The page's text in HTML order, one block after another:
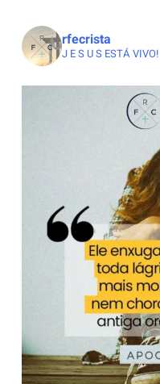
rfecrista
J E S U S ESTÁ VIVO!